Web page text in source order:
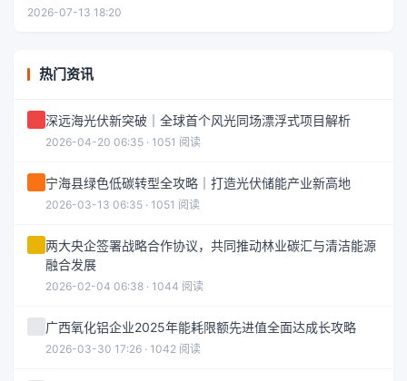
2026-07-13 18:20
热门资讯
深远海光伏新突破｜全球首个风光同场漂浮式项目解析
2026-04-20 06:35 · 1051 阅读
宁海县绿色低碳转型全攻略｜打造光伏储能产业新高地
2026-03-13 06:35 · 1051 阅读
两大央企签署战略合作协议，共同推动林业碳汇与清洁能源
融合发展
2026-02-04 06:38 · 1044 阅读
广西氧化铝企业2025年能耗限额先进值全面达成长攻略
2026-03-30 17:26 · 1042 阅读